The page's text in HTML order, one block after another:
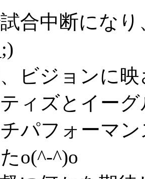
合中断にな
ビジョンに
ィズとイー
パフォーマ
o(^-^)o